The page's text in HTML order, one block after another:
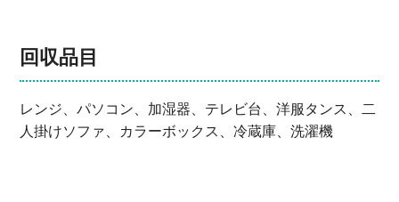
回収品目
レンジ、パソコン、加湿器、テレビ台、洋服タンス、二
人掛けソファ、カラーボックス、冷蔵庫、洗濯機